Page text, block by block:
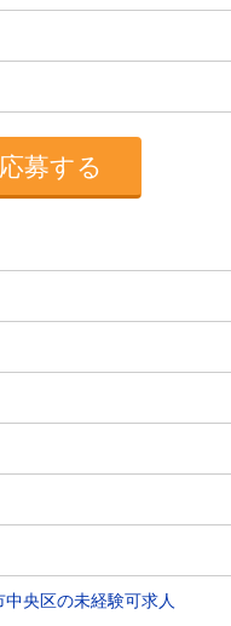
募する
中央区の未経験可求人